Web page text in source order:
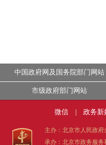
中国政府网及国务院部门网站
市级政府部门网站
微信 政务新
主办：北京市人民政府
承办：北京市政务服务